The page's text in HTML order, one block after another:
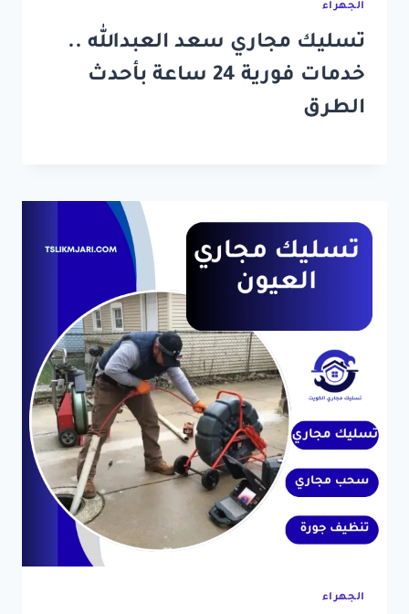
الجهراء
تسليك مجاري سعد العبدالله ..
خدمات فورية 24 ساعة بأحدث
الطرق
الجهراء